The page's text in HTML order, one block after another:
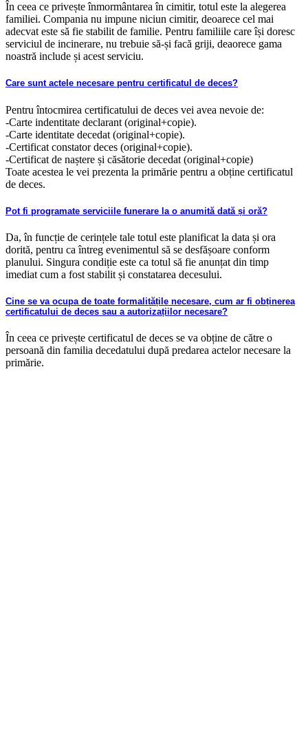
În ceea ce privește înmormântarea în cimitir, totul este la alegerea
familiei. Compania nu impune niciun cimitir, deoarece cel mai
adecvat este să fie stabilit de familie. Pentru familiile care își doresc
serviciul de incinerare, nu trebuie să-și facă griji, deaorece gama
noastră include și acest serviciu.
Care sunt actele necesare pentru certificatul de deces?
Pentru întocmirea certificatului de deces vei avea nevoie de:
-Carte indentitate declarant (original+copie).
-Carte identitate decedat (original+copie).
-Certificat constator deces (original+copie).
-Certificat de naștere și căsătorie decedat (original+copie)
Toate acestea le vei prezenta la primărie pentru a obține certificatul
de deces.
Pot fi programate serviciile funerare la o anumită dată și oră?
Da, în funcție de cerințele tale totul este planificat la data și ora
dorită, pentru ca întreg evenimentul să se desfășoare conform
planului. Singura condiție este ca totul să fie anunțat din timp
imediat cum a fost stabilit și constatarea decesului.
Cine se va ocupa de toate formalitățile necesare, cum ar fi obținerea
certificatului de deces sau a autorizațiilor necesare?
În ceea ce privește certificatul de deces se va obține de către o
persoană din familia decedatului după predarea actelor necesare la
primărie.